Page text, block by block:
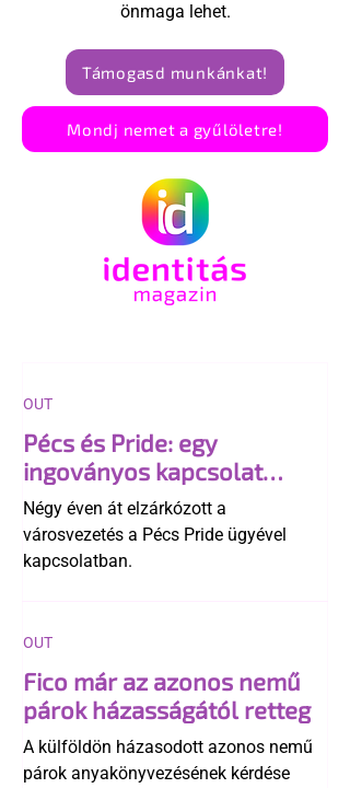
önmaga lehet.
Támogasd munkánkat!
Mondj nemet a gyűlöletre!
Pécs és Pride: egy
ingoványos kapcsolat
története
Négy éven át elzárkózott a
városvezetés a Pécs Pride ügyével
kapcsolatban.
OUT
Fico már az azonos nemű
párok házasságától retteg
A külföldön házasodott azonos nemű
párok anyakönyvezésének kérdése
OUT